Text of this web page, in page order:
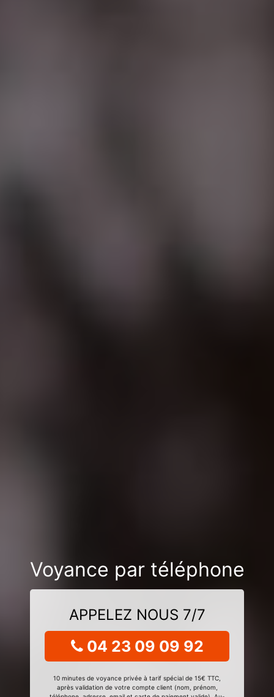
Voyance par téléphone
APPELEZ NOUS 7/7
04 23 09 09 92
10 minutes de voyance privée à tarif spécial de 15€ TTC,
après validation de votre compte client (nom, prénom,